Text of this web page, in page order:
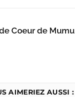
Coeur de Mumu
AIMERIEZ AUSSI :